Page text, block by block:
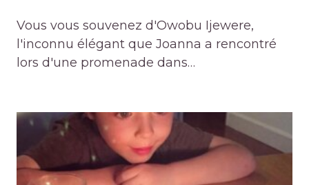
Vous vous souvenez d'Owobu Ijewere,
l'inconnu élégant que Joanna a rencontré
lors d'une promenade dans…